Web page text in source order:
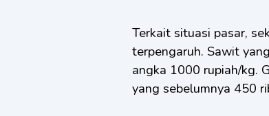
Terkait situasi pasar,
terpengaruh. Sawit
angka 1000 rupiah/kg.
yang sebelumnya 450